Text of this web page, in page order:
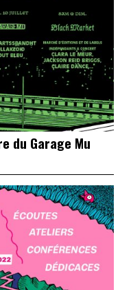
du Garage Mu